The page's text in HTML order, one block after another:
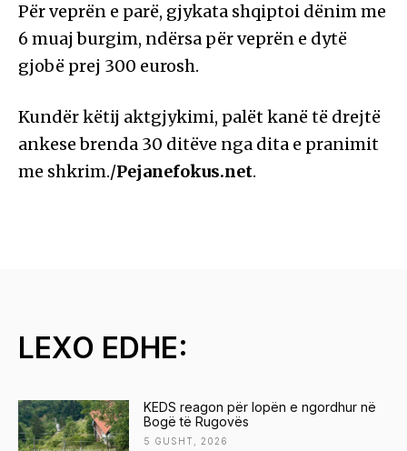
Për veprën e parë, gjykata shqiptoi dënim me
6 muaj burgim, ndërsa për veprën e dytë
gjobë prej 300 eurosh.
Kundër këtij aktgjykimi, palët kanë të drejtë
ankese brenda 30 ditëve nga dita e pranimit
me shkrim./Pejanefokus.net.
LEXO EDHE:
KEDS reagon për lopën e ngordhur në
Bogë të Rugovës
5 GUSHT, 2026